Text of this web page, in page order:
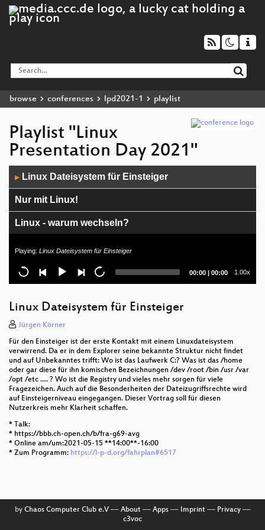
browse conferences lpd2021-1 playlist
Playlist "Linux
Presentation Day 2021"
Player
▶ Linux Dateisystem für Einsteiger
Nur mit Linux!
Linux - warum wechseln?
Yunohost auf Raspberry Pi
Installation Linux Mint, der einfache Umstieg
Systemd Timer - Der bessere Cronjob?
Über den LPD
Playing: Linux Dateisystem für Einsteiger
Current
00:00 | Total
00:00 1.00x
Linux Dateisystem für Einsteiger
Jürgen Körner
Für den Einsteiger ist der erste Kontakt mit einem Linuxdateisystem
verwirrend. Da er in dem Explorer seine bekannte Struktur nicht findet
und auf Unbekanntes trifft: Wo ist das Laufwerk C:? Was ist das /home
oder gar diese für ihn komischen Bezeichnungen /dev /root /bin /usr /var
/opt /etc …. ? Wo ist die Registry und vieles mehr sorgen für viele
Fragezeichen. Auch auf die Besonderheiten der Dateizugriffsrechte wird
auf Einsteigerniveau eingegangen. Dieser Vortrag soll für diesen
Nutzerkreis mehr Klarheit schaffen.
* Talk:
* https://bbb.ch-open.ch/b/fra-g69-avg
* Online am/um:2021-05-15 **14:00**-16:00
* Zum Programm: https://l-p-d.org/fahrplan#6517
by Chaos Computer Club e.V–– About–– Apps–– Imprint–– Privacy––
c3voc